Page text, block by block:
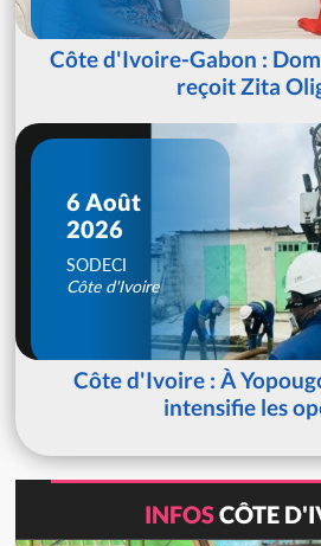
Côte d'Ivoire-Gabon :
reçoit Zita
6 Août
2026
SODECI
Côte d'Ivoire
Côte d'Ivoire : À
intensifie les
INFOSCÔTE